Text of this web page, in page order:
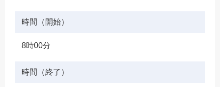
時間（開始）
8時00分
時間（終了）